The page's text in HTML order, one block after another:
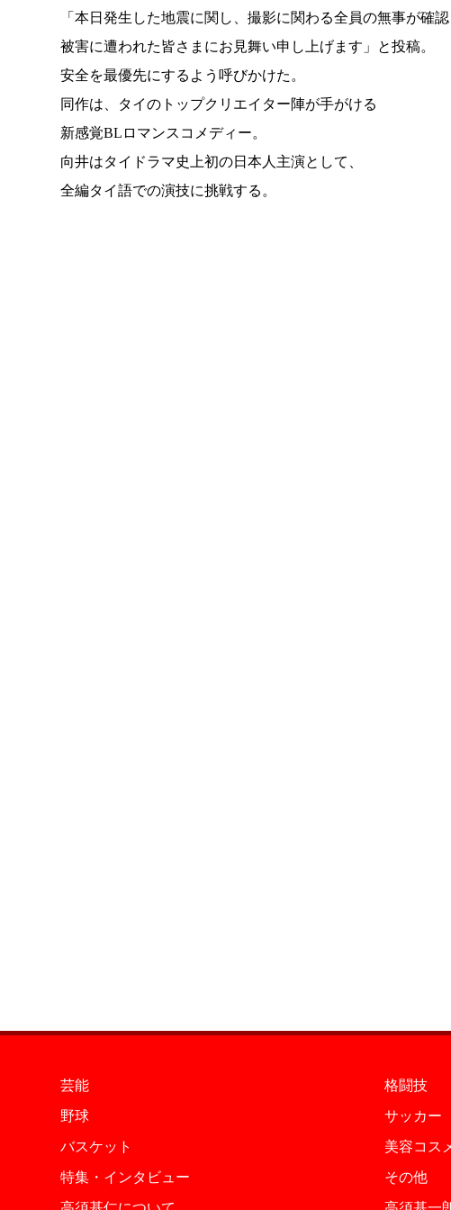
「本日発生した地震に関し、撮影に関わる全員の無事が確認
被害に遭われた皆さまにお見舞い申し上げます」と投稿。
安全を最優先にするよう呼びかけた。
同作は、タイのトップクリエイター陣が手がける
新感覚BLロマンスコメディー。
向井はタイドラマ史上初の日本人主演として、
全編タイ語での演技に挑戦する。
芸能
格闘技
野球
サッカー
バスケット
美容コス
特集・インタビュー
その他